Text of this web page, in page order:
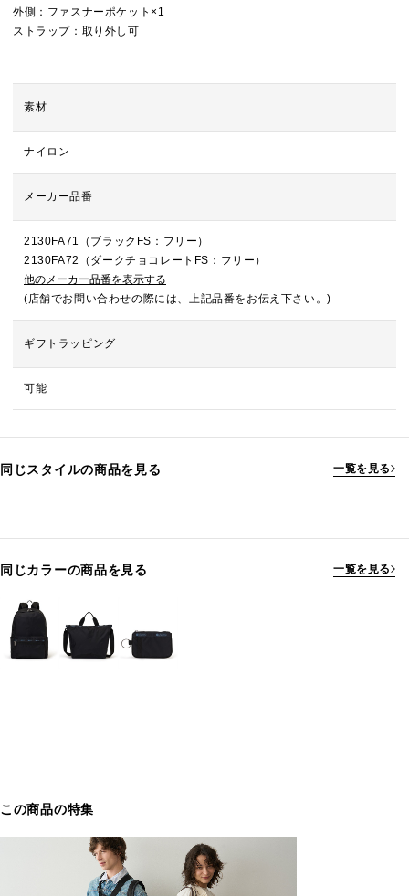
外側：ファスナーポケット×1
ストラップ：取り外し可
素材
ナイロン
メーカー品番
2130FA71（ブラックFS：フリー）
2130FA72（ダークチョコレートFS：フリー）
他のメーカー品番を表示する
(店舗でお問い合わせの際には、上記品番をお伝え下さい。)
ギフトラッピング
可能
同じスタイルの商品を見る 一覧を見る
同じカラーの商品を見る 一覧を見る
この商品の特集